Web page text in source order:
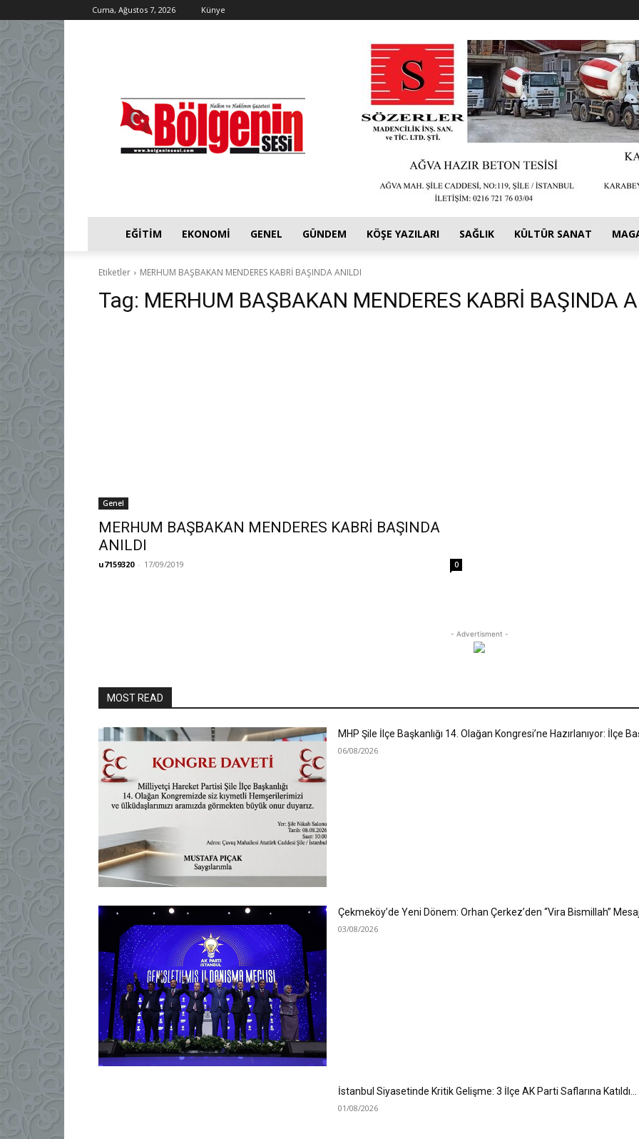
Cuma, Ağustos 7, 2026 Künye
EĞITIM EKONOMI GENEL GÜNDEM KÖŞE YAZILARI SAĞLIK KÜLTÜR SANAT
Etiketler MERHUM BAŞBAKAN MENDERES KABRİ BAŞINDA ANILDI
Tag: MERHUM BAŞBAKAN MENDERES KABRİ BAŞINDA
Genel
MERHUM BAŞBAKAN MENDERES KABRİ BAŞINDA
ANILDI
u7159320 - 17/09/2019 0
- Advertisment -
MOST READ
MHP Şile İlçe Başkanlığı 14. Olağan Kongresi’ne Hazırlanıyor: İlçe
06/08/2026
Çekmeköy’de Yeni Dönem: Orhan Çerkez’den “Vira Bismillah”
03/08/2026
İstanbul Siyasetinde Kritik Gelişme: 3 İlçe AK Parti Saflarına Katıldı…
01/08/2026